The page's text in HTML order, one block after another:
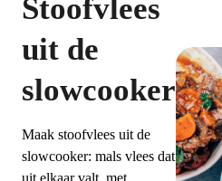
Stoofvlees
uit de
slowcooker
Maak stoofvlees uit de
slowcooker: mals vlees dat